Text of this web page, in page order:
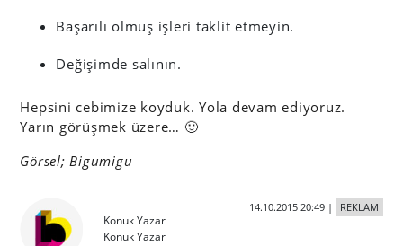
Başarılı olmuş işleri taklit etmeyin.
Değişimde salının.
Hepsini cebimize koyduk. Yola devam ediyoruz.
Yarın görüşmek üzere… 🙂
Görsel; Bigumigu
Konuk Yazar
Konuk Yazar
14.10.2015 20:49| REKLAM